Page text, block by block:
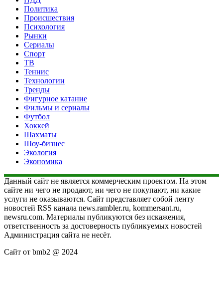
Политика
Происшествия
Психология
Рынки
Сериалы
Спорт
ТВ
Теннис
Технологии
Тренды
Фигурное катание
Фильмы и сериалы
Футбол
Хоккей
Шахматы
Шоу-бизнес
Экология
Экономика
Данный сайт не является коммерческим проектом. На этом
сайте ни чего не продают, ни чего не покупают, ни какие
услуги не оказываются. Сайт представляет собой ленту
новостей RSS канала news.rambler.ru, kommersant.ru,
newsru.com. Материалы публикуются без искажения,
ответственность за достоверность публикуемых новостей
Администрация сайта не несёт.
Сайт от bmb2 @ 2024